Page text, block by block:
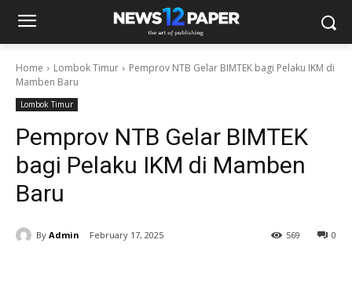
Home Lombok Timur
Pemprov NTB Gelar BIMTEK bagi Pelaku IKM di
Mamben Baru
Lombok Timur
Pemprov NTB Gelar BIMTEK
bagi Pelaku IKM di Mamben
Baru
By Admin February 17, 2025 0
569